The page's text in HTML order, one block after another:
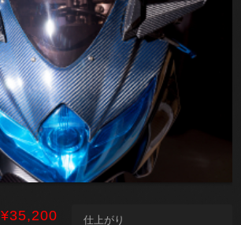
¥35,200 仕上がり